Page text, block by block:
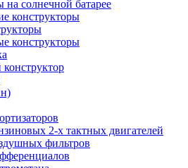
на солнечной батарее
конструкторы
конструкторы
2-х тактных двигателей
фильтров